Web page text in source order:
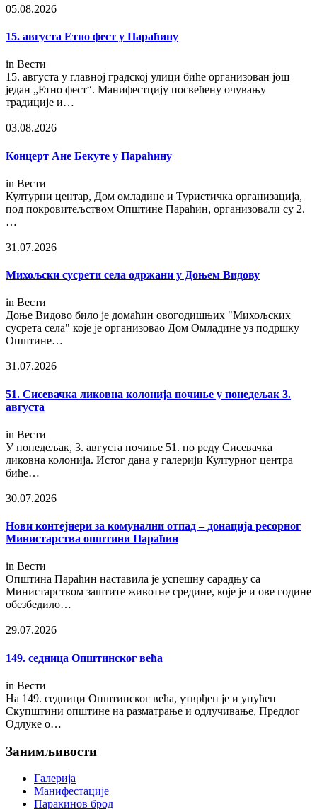
05.08.2026
15. августа Етно фест у Параћину
in Вести
15. августа у главној градској улици биће организован још
један „Етно фест“. Манифестцију посвећену очувању
традиције и…
03.08.2026
Концерт Ане Бекуте у Параћину
in Вести
Културни центар, Дом омладине и Туристичка организација,
под покровитељством Општине Параћин, организовали су 2.
…
31.07.2026
Михољски сусрети села одржани у Доњем Видову
in Вести
Доње Видово било је домаћин овогодишњих "Михољских
сусрета села" које је организовао Дом Омладине уз подршку
Општине…
31.07.2026
51. Сисевачка ликовна колонија почиње у понедељак 3.
августа
in Вести
У понедељак, 3. августа почиње 51. по реду Сисевачка
ликовна колонија. Истог дана у галерији Културног центра
биће…
30.07.2026
Нови контејнери за комунални отпад – донација ресорног
Министарства општини Параћин
in Вести
Општина Параћин наставила је успешну сарадњу са
Министарством заштите животне средине, које је и ове године
обезбедило…
29.07.2026
149. седница Општинског већа
in Вести
На 149. седници Општинског већа, утврђен је и упућен
Скупштини општине на разматрање и одлучивање, Предлог
Одлуке о…
Занимљивости
Галерија
Манифестације
Паракинов брод